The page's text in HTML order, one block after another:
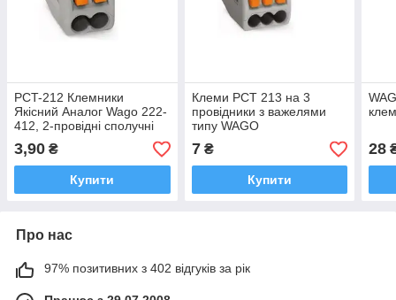
PCT-212 Клемники
Якісний Аналог Wago 222-
412, 2-провідні сполучні
клеми, 0,08-4 мм2
3,90 ₴
Купити
Клеми РСТ 213 на 3
провідники з важелями
типу WAGO
7₴
Купити
28
Про нас
97% позитивних з 402 відгуків за рік